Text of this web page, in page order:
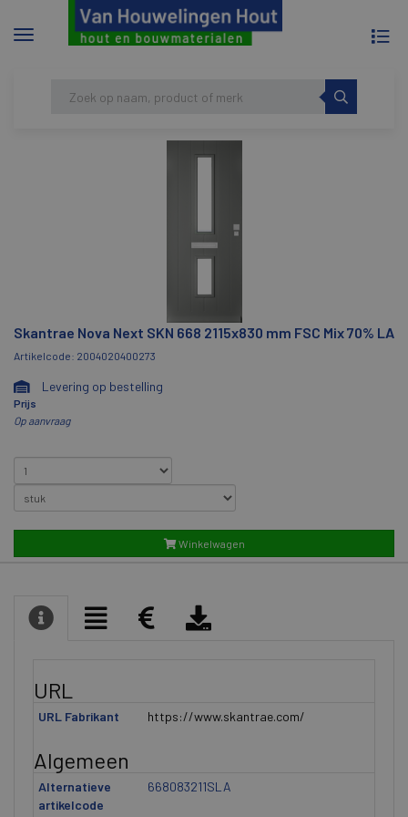
Menu
Skantrae Nova Next SKN 668 2115x830 mm FSC Mix 70% LA
Artikelcode: 2004020400273
Levering op bestelling
Prijs
Op aanvraag
Winkelwagen
URL
URL Fabrikant https://www.skantrae.com/
Algemeen
Alternatieve
artikelcode
668083211SLA